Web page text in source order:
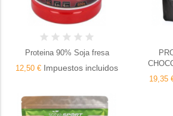
Proteina 90% Soja fresa
12,50 € Impuestos incluidos
19,35